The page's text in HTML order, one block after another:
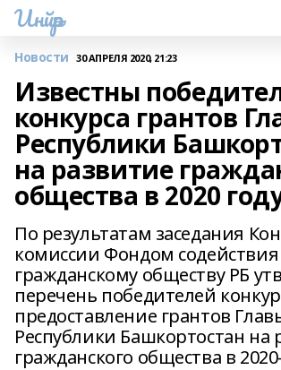
Инйәр
Новости 30 АПРЕЛЯ 2020, 21:23
Известны
конкурса грантов
Республики
на развитие
общества в 2020
По результатам заседания
комиссии Фондом содействия
гражданскому обществу РБ
перечень победителей
предоставление грантов
Республики Башкортостан на
гражданского общества в